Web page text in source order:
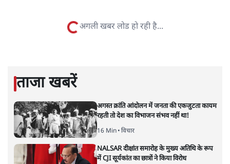
विश्लेषणात्मक और मानवीय स्वरों में से एक हैं। शिक्षा, समाज,
अगली खबर लोड हो रही है...